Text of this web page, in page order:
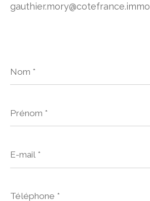
gauthier.mory@cotefrance.immo
*
*
mail
*